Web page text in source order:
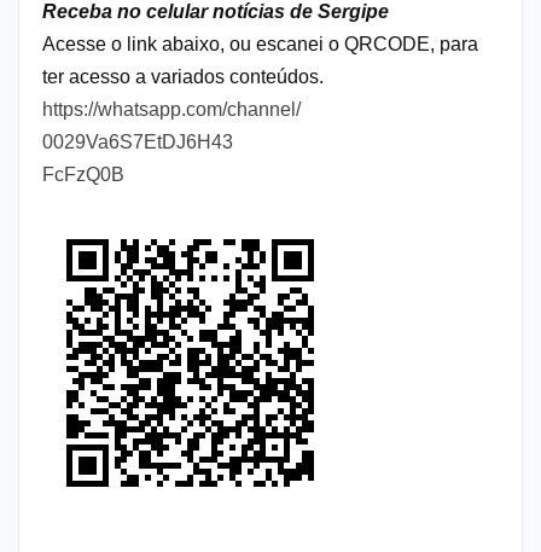
Receba no celular notícias de Sergipe
Acesse o link abaixo, ou escanei o QRCODE, para
ter acesso a variados conteúdos.
https://whatsapp.com/channel/
0029Va6S7EtDJ6H43
FcFzQ0B